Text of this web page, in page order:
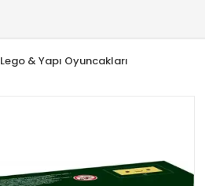
Lego & Yapı Oyuncakları